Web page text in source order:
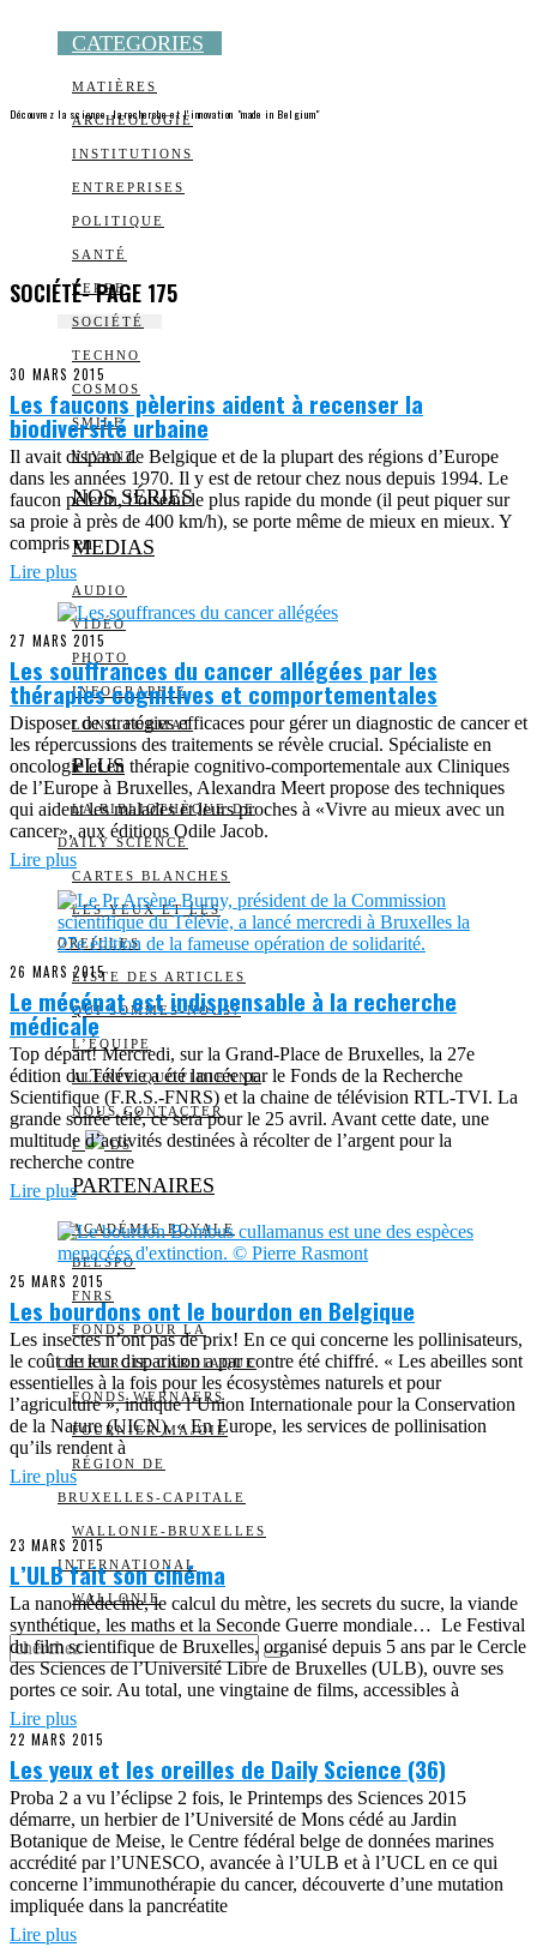
CATEGORIES
MATIÈRES
ARCHEOLOGIE
INSTITUTIONS
ENTREPRISES
POLITIQUE
SANTÉ
TERRE
SOCIÉTÉ
TECHNO
COSMOS
SMILE
VIVANT
NOS SÉRIES
MEDIAS
AUDIO
VIDÉO
PHOTO
INFOGRAPHIE
LONG FORMAT
PLUS
LA BIBLIOTHÈQUE DE
DAILY SCIENCE
CARTES BLANCHES
LES YEUX ET LES
OREILLES
LISTE DES ARTICLES
QUI SOMMES-NOUS?
L’ÉQUIPE
ALERTE QUOTIDIENNE
NOUS CONTACTER
I DS
PARTENAIRES
ACADÉMIE ROYALE
BELSPO
FNRS
FONDS POUR LA
CHIRURGIE CARDIAQUE
FONDS WERNAERS
FOURNIER-MAJOIE
RÉGION DE
BRUXELLES-CAPITALE
WALLONIE-BRUXELLES
INTERNATIONAL
WALLONIE
Découvrez la science, la recherche et l’innovation "made in Belgium"
SOCIÉTÉ- PAGE 175
30 MARS 2015
Les faucons pèlerins aident à recenser la
biodiversité urbaine
Il avait disparu de Belgique et de la plupart des régions d’Europe
dans les années 1970. Il y est de retour chez nous depuis 1994. Le
faucon pèlerin, l’oiseau le plus rapide du monde (il peut piquer sur
sa proie à près de 400 km/h), se porte même de mieux en mieux. Y
compris en
Lire plus
27 MARS 2015
Les souffrances du cancer allégées par les
thérapies cognitives et comportementales
Disposer de stratégies efficaces pour gérer un diagnostic de cancer et
les répercussions des traitements se révèle crucial. Spécialiste en
oncologie et en thérapie cognitivo-comportementale aux Cliniques
de l’Europe à Bruxelles, Alexandra Meert propose des techniques
qui aident les malades et leurs proches à «Vivre au mieux avec un
cancer», aux éditions Odile Jacob.
Lire plus
26 MARS 2015
Le mécénat est indispensable à la recherche
médicale
Top départ! Mercredi, sur la Grand-Place de Bruxelles, la 27e
édition du Télévie a été lancée par le Fonds de la Recherche
Scientifique (F.R.S.-FNRS) et la chaine de télévision RTL-TVI. La
grande soirée télé, ce sera pour le 25 avril. Avant cette date, une
multitude d’activités destinées à récolter de l’argent pour la
recherche contre
Lire plus
25 MARS 2015
Les bourdons ont le bourdon en Belgique
Les insectes n’ont pas de prix! En ce qui concerne les pollinisateurs,
le coût de leur disparition a par contre été chiffré. « Les abeilles sont
essentielles à la fois pour les écosystèmes naturels et pour
l’agriculture », indique l’Union Internationale pour la Conservation
de la Nature (UICN). « En Europe, les services de pollinisation
qu’ils rendent à
Lire plus
23 MARS 2015
L’ULB fait son cinéma
La nanomédecine, le calcul du mètre, les secrets du sucre, la viande
synthétique, les maths et la Seconde Guerre mondiale… Le Festival
du film scientifique de Bruxelles, organisé depuis 5 ans par le Cercle
des Sciences de l’Université Libre de Bruxelles (ULB), ouvre ses
portes ce soir. Au total, une vingtaine de films, accessibles à
Lire plus
22 MARS 2015
Les yeux et les oreilles de Daily Science (36)
Proba 2 a vu l’éclipse 2 fois, le Printemps des Sciences 2015
démarre, un herbier de l’Université de Mons cédé au Jardin
Botanique de Meise, le Centre fédéral belge de données marines
accrédité par l’UNESCO, avancée à l’ULB et à l’UCL en ce qui
concerne l’immunothérapie du cancer, découverte d’une mutation
impliquée dans la pancréatite
Lire plus